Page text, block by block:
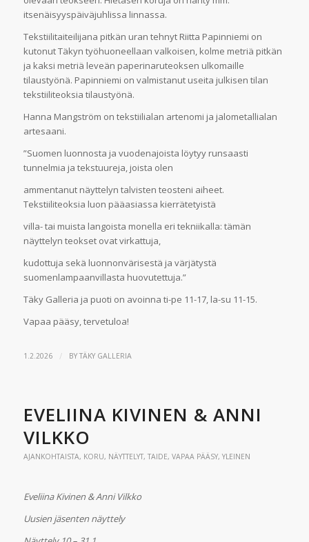
itsenäisyyspäiväjuhlissa linnassa.
Tekstiilitaiteilijana pitkän uran tehnyt Riitta Papinniemi on
kutonut Täkyn työhuoneellaan valkoisen, kolme metriä pitkän
ja kaksi metriä leveän paperinaruteoksen ulkomaille
tilaustyönä. Papinniemi on valmistanut useita julkisen tilan
tekstiiliteoksia tilaustyönä.
Hanna Mangström on tekstiilialan artenomi ja jalometallialan
artesaani.
”Suomen luonnosta ja vuodenajoista löytyy runsaasti
tunnelmia ja tekstuureja, joista olen
ammentanut näyttelyn talvisten teosteni aiheet.
Tekstiiliteoksia luon pääasiassa kierrätetyistä
villa- tai muista langoista monella eri tekniikalla: tämän
näyttelyn teokset ovat virkattuja,
kudottuja sekä luonnonvärisestä ja värjätystä
suomenlampaanvillasta huovutettuja.”
Täky Galleria ja puoti on avoinna ti-pe 11-17, la-su 11-15.
Vapaa pääsy, tervetuloa!
1.2.2026 / BYTÄKY GALLERIA
EVELIINA KIVINEN & ANNI
VILKKO
AJANKOHTAISTA, KORU, NÄYTTELYT, TAIDE, VAPAA PÄÄSY, YLEINEN
Eveliina Kivinen & Anni Vilkko
Uusien jäsenten näyttely